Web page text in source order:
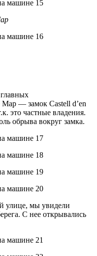
Мар — замок Castell d’en
это частные владения.
обрыва вокруг замка.
улице, мы увидели
С нее открывались